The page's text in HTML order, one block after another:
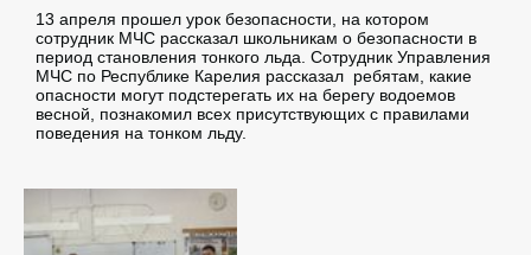
13 апреля прошел урок безопасности, на котором
сотрудник МЧС рассказал школьникам о безопасности в
период становления тонкого льда. Сотрудник Управления
МЧС по Республике Карелия рассказал ребятам, какие
опасности могут подстерегать их на берегу водоемов
весной, познакомил всех присутствующих с правилами
поведения на тонком льду.